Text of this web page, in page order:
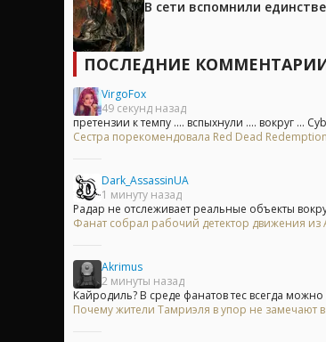
В сети вспомнили
ПОСЛЕДНИЕ
VirgoFox
49 секунд назад
претензии к темпу .... вспыхнули .... вокруг ...
Сестра порекомендовала Red Dead
Dark_AssassinUA
1 минуту назад
Радар не отслеживает реальные объекты
Фанат собрал рабочий детектор движения из
Akrimus
2 минуты назад
Кайродиль? В среде фанатов тес всегда
Почему жители Тамриэля в упор не замечают